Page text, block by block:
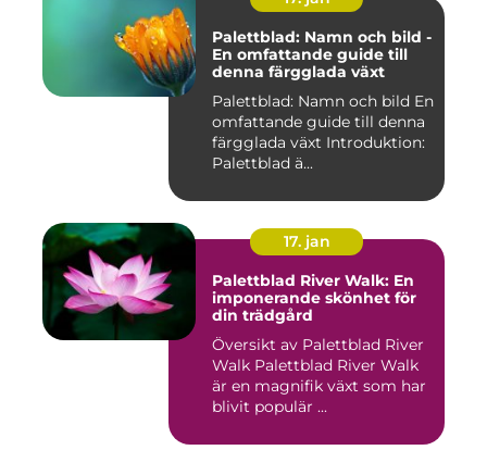
Palettblad: Namn och bild -
En omfattande guide till
denna färgglada växt
Palettblad: Namn och bild En
omfattande guide till denna
färgglada växt Introduktion:
Palettblad ä...
17. jan
Palettblad River Walk: En
imponerande skönhet för
din trädgård
Översikt av Palettblad River
Walk Palettblad River Walk
är en magnifik växt som har
blivit populär ...